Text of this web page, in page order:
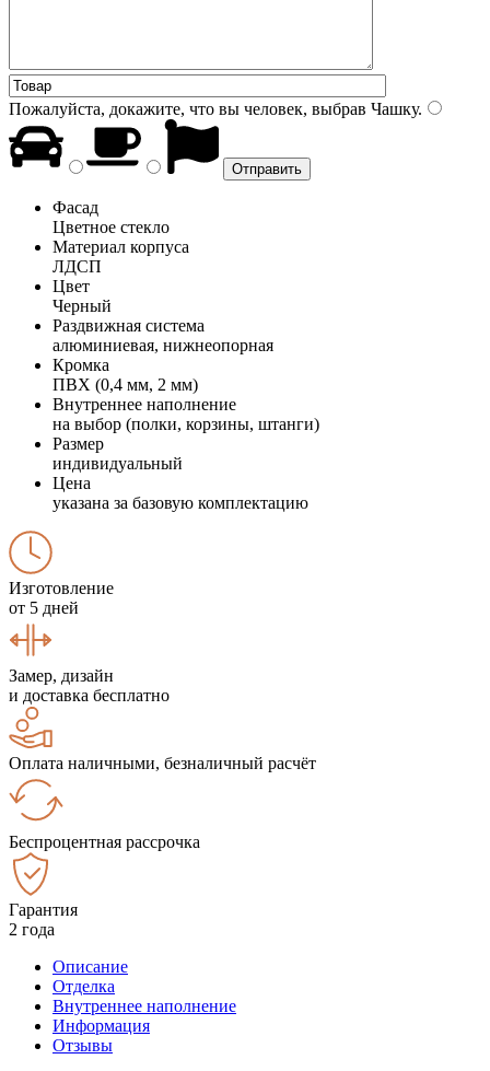
Пожалуйста, докажите, что вы человек, выбрав Чашку.
Фасад
Цветное стекло
Материал корпуса
ЛДСП
Цвет
Черный
Раздвижная система
алюминиевая, нижнеопорная
Кромка
ПВХ (0,4 мм, 2 мм)
Внутреннее наполнение
на выбор (полки, корзины, штанги)
Размер
индивидуальный
Цена
указана за базовую комплектацию
Изготовление
от 5 дней
Замер, дизайн
и доставка бесплатно
Оплата наличными, безналичный расчёт
Беспроцентная рассрочка
Гарантия
2 года
Описание
Отделка
Внутреннее наполнение
Информация
Отзывы